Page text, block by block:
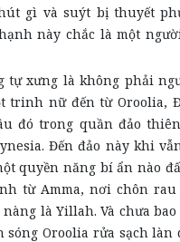
gì và suýt bị thuyết
này chắc là một
là không phải
trinh nữ đến từ Oroolia,
đó trong quần đảo
Đến đảo này khi
quyền năng bí ẩn nào
từ Amma, nơi chôn rau
nàng là Yillah. Và chưa
Oroolia rửa sạch làn